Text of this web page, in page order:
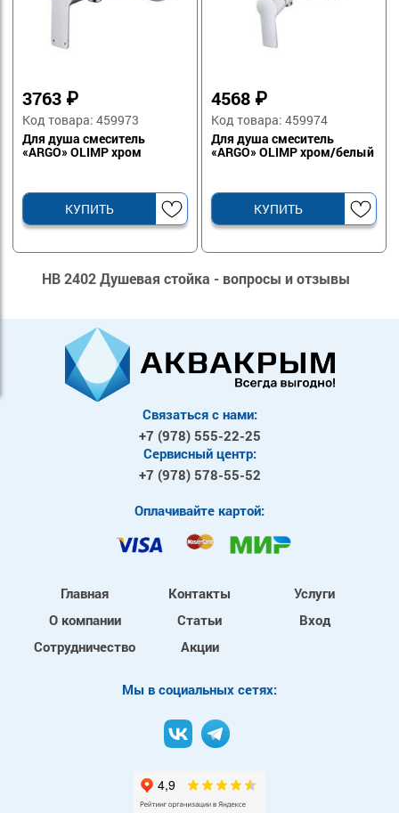
3763 ₽
Код товара: 459973
Для душа смеситель
«ARGO» OLIMP хром
КУПИТЬ
4568 ₽
Код товара: 459974
Для душа смеситель
«ARGO» OLIMP хром/белый
КУПИТЬ
HB 2402 Душевая стойка - вопросы и отзывы
Связаться с нами:
+7 (978) 555-22-25
Сервисный центр:
+7 (978) 578-55-52
Оплачивайте картой:
Главная
О компании
Сотрудничество
Контакты
Статьи
Акции
Услуги
Вход
Mы в социальных сетях: